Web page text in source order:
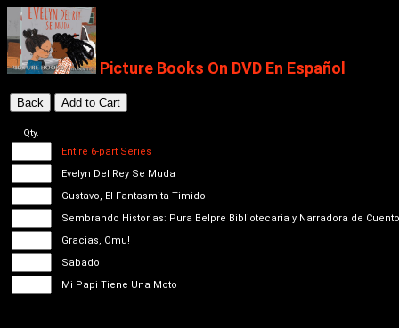
Picture Books On DVD En Español
Qty.
Entire 6-part Series
Evelyn Del Rey Se Muda
Gustavo, El Fantasmita Timido
Sembrando Historias: Pura Belpre Bibliotecaria y Narradora de
Gracias, Omu!
Sabado
Mi Papi Tiene Una Moto